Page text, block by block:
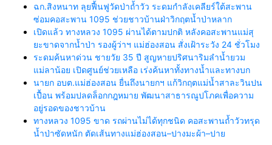
ฉก.สิงหนาท ลุยฟื้นฟูวัดป่าถ้ำวัว ระดมกำลังเคลียร์ใต้สะพาน
ซ่อมคอสะพาน 1095 ช่วยชาวบ้านฝ่าวิกฤตน้ำป่าหลาก
เปิดแล้ว ทางหลวง 1095 ผ่านได้ตามปกติ หลังคอสะพานแม่สุ
ยะขาดจากน้ำป่า รองผู้ว่าฯ แม่ฮ่องสอน สั่งเฝ้าระวัง 24 ชั่วโมง
ระดมค้นหาด่วน ชายวัย 35 ปี สูญหายปริศนาริมลำน้ำยวม
แม่ลาน้อย เปิดศูนย์ช่วยเหลือ เร่งค้นหาทั้งทางน้ำและทางบก
นายก อบต.แม่ฮ่องสอน ยื่นถึงนายกฯ แก้วิกฤตแม่น้ำสาละวินปน
เปื้อน พร้อมปลดล็อกกฎหมาย พัฒนาสาธารณูปโภคเพื่อความ
อยู่รอดของชาวบ้าน
ทางหลวง 1095 ขาด รถผ่านไม่ได้ทุกชนิด คอสะพานถ้ำวัวทรุด
น้ำป่าซัดหนัก ตัดเส้นทางแม่ฮ่องสอน–ปางมะผ้า–ปาย